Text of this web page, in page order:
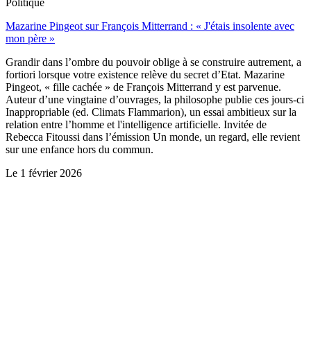
Mazarine Pingeot sur François Mitterrand : « J'étais insolente avec
mon père »
Grandir dans l’ombre du pouvoir oblige à se construire autrement, a
fortiori lorsque votre existence relève du secret d’Etat. Mazarine
Pingeot, « fille cachée » de François Mitterrand y est parvenue.
Auteur d’une vingtaine d’ouvrages, la philosophe publie ces jours-ci
Inappropriable (ed. Climats Flammarion), un essai ambitieux sur la
relation entre l’homme et l'intelligence artificielle. Invitée de
Rebecca Fitoussi dans l’émission Un monde, un regard, elle revient
sur une enfance hors du commun.
Le 1 février 2026